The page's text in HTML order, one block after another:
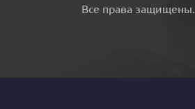
Все права защищены.